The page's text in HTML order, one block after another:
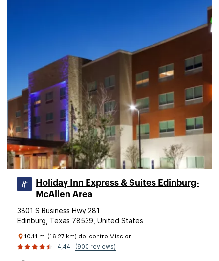
Holiday Inn Express & Suites Edinburg-
McAllen Area
3801 S Business Hwy 281
Edinburg, Texas 78539, United States
10.11 mi (16.27 km) del centro Mission
4,44
(900 reviews)